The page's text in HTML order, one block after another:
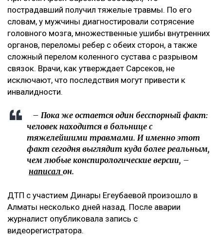
пострадавший получил тяжелые травмы. По его
словам, у мужчины диагностировали сотрясение
головного мозга, множественные ушибы внутренних
органов, переломы ребер с обеих сторон, а также
сложный перелом коленного сустава с разрывом
связок. Врачи, как утверждает Сарсеков, не
исключают, что последствия могут привести к
инвалидности.
– Пока же остается один бесспорный факт:
человек находится в больнице с
тяжелейшими травмами. И именно этот
факт сегодня выглядит куда более реальным,
чем любые конспирологические версии, –
написал он.
ДТП с участием Динары Егеубаевой произошло в
Алматы несколько дней назад. После аварии
журналист опубликовала запись с
видеорегистратора.